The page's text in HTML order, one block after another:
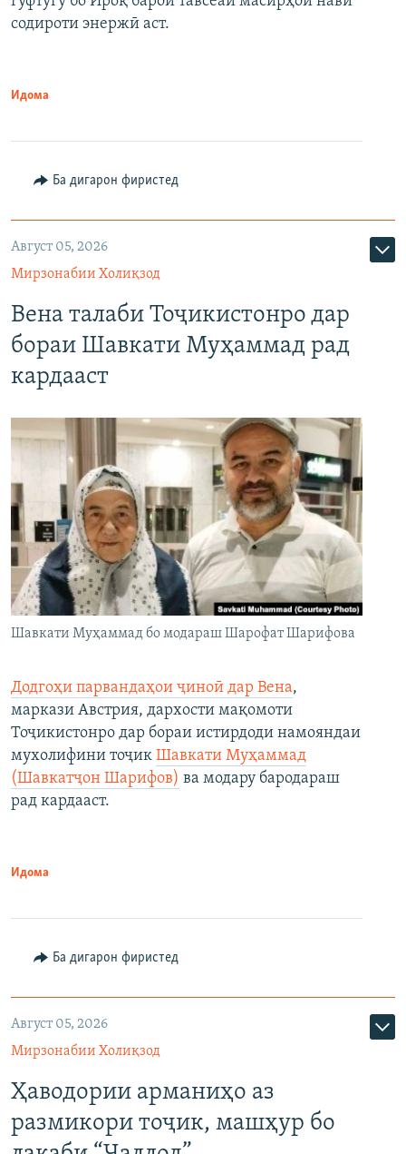
содироти энержӣ аст.
Идома
Ба дигарон фиристед
Август 05, 2026
Мирзонабии Холиқзод
Вена талаби Тоҷикистонро дар
бораи Шавкати Муҳаммад рад
кардааст
Шавкати Муҳаммад бо модараш Шарофат Шарифова
Додгоҳи парвандаҳои ҷиноӣ дар Вена,
маркази Австрия, дархости мақомоти
Тоҷикистонро дар бораи истирдоди намояндаи
мухолифини тоҷик Шавкати Муҳаммад
(Шавкатҷон Шарифов) ва модару бародараш
рад кардааст.
Идома
Ба дигарон фиристед
Август 05, 2026
Мирзонабии Холиқзод
Ҳаводории арманиҳо аз
размикори тоҷик, машҳур бо